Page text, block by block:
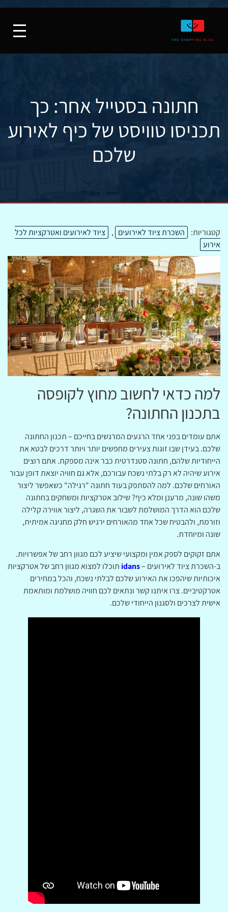
חתונה בסטייל אחר: כך
תכניסו טוויסט של כיף לאירוע
שלכם
קטגוריות: השכרת ציוד לאירועים ,
ציוד לאירועים ואטרקציות לכל
אירוע
למה כדאי לחשוב מחוץ לקופסה
בתכנון החתונה?
אתם עומדים בפני אחד הרגעים המרגשים בחייכם – תכנון החתונה
שלכם. בעידן שבו זוגות צעירים מחפשים יותר ויותר דרכים לבטא את
הייחודיות שלהם, חתונה סטנדרטית כבר אינה מספקת. אתם רוצים
אירוע שיהיה לא רק בלתי נשכח עבורכם, אלא גם חוויה יוצאת דופן עבור
האורחים שלכם. למה להסתפק בעוד חתונה "רגילה" כשאפשר ליצור
משהו שונה, מרענן ומלא כיף? שילוב אטרקציות ומשחקים בחתונה
שלכם הוא הדרך המושלמת לשבור את השגרה, ליצור אווירה קלילה
וזורמת, ולהבטיח שכל אחד מהאורחים ירגיש חלק מחגיגה אמיתית,
שונה ומיוחדת.
אתם זקוקים לספק אמין ומקצועי שיציע לכם מגוון רחב של אפשרויות.
ב-השכרת ציוד לאירועים –idans תוכלו למצוא מגוון רחב של אטרקציות
איכותיות שיהפכו את האירוע שלכם לבלתי נשכח, והכל במחירים
אטרקטיביים. צרו איתנו קשר ונתאים לכם חוויה מושלמת ומותאמת
אישית לצרכים ולסגנון הייחודי שלכם.